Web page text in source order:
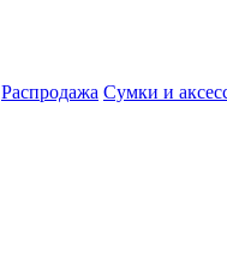
Распродажа Сумки и